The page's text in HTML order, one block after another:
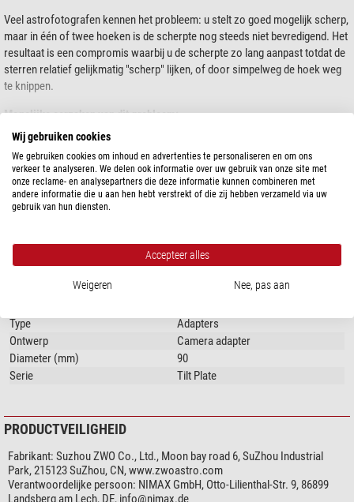
Veel astrofotografen kennen het probleem: u stelt zo goed mogelijk scherp,
maar in één of twee hoeken is de scherpte nog steeds niet bevredigend. Het
resultaat is een compromis waarbij u de scherpte zo lang aanpast totdat de
sterren relatief gelijkmatig "scherp" lijken, of door simpelweg de hoek weg
te knippen.
Mogelijke oorzaken van dit probleem:
een lichte scheve stand van de camerasensor (enkele fracties van een
millimeter zijn al voldoende)
een kanteling van de focuser
een lichte scheve stand van het beeldvlak van de telescoop (komt zeer
vaak voor bij Newton-telescopen)
met de kantelflens (tilter) past u de chip van de camera
eenvoudig aan het gezichtsveld van de telescoop aan, ongeacht de oorzaak
van de kanteling. U hoeft dan alleen maar de oriëntatie van de gehele
En zo werkt het: de beste manier is een eenmalige kalibratie door middel van
testopnames. Identificeer de "slechte hoek" en begin vervolgens met het
verstellen van de kantelflens:
ziet.
zit u in de verkeerde richting – draai dan gewoon in de
tegenovergestelde richting – bij een verbetering bent u op de goede weg.
Bij een bevredigend resultaat draait u de contraschroeven weer vast –
toon meer...
SPECIFICATIES
M48
Type
Adapters
Ontwerp
Camera adapter
Diameter (mm)
90
Serie
Tilt Plate
PRODUCTVEILIGHEID
Fabrikant: Suzhou ZWO Co., Ltd., Moon bay road 6, SuZhou Industrial
Park, 215123 SuZhou, CN, www.zwoastro.com
Verantwoordelijke persoon: NIMAX GmbH, Otto-Lilienthal-Str. 9, 86899
Landsberg am Lech, DE, info@nimax.de
Wij gebruiken cookies
We gebruiken cookies om inhoud en advertenties te personaliseren en om ons
verkeer te analyseren. We delen ook informatie over uw gebruik van onze site met
onze reclame- en analysepartners die deze informatie kunnen combineren met
andere informatie die u aan hen hebt verstrekt of die zij hebben verzameld via uw
gebruik van hun diensten.
Accepteer alles
Weigeren Nee, pas aan